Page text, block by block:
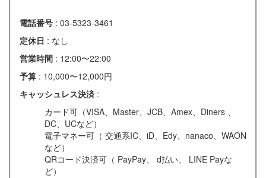
電話番号 : 03-5323-3461
定休日 : なし
営業時間 : 12:00〜22:00
予算 : 10,000〜12,000円
キャッシュレス決済 :
カード可（VISA、Master、JCB、Amex、Diners 、
DC、UCなど）
電子マネー可（ 交通系IC、iD、Edy、nanaco、WAON
など）
QRコード決済可（ PayPay、 d払い、 LINE Payな
ど）